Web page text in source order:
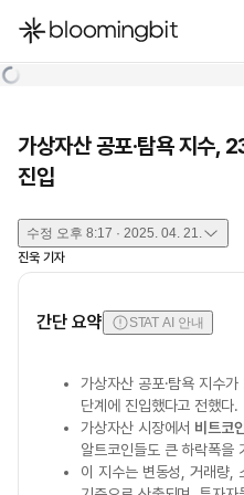
한국어
가상자산 공포·탐욕 지수,
진입
수정 오후 8:17 · 2025. 04. 21.
진욱 기자
간단 요약 STAT AI 안내
가상자산 공포·탐욕 지수가
단계에 진입했다고 전했다.
가상자산 시장에서 비트코
알트코인들도 큰 하락폭을
이 지수는 변동성, 거래량,